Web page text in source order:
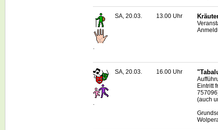
SA, 20.03. 13.00 Uhr
.
SA, 20.03. 16.00 Uhr
Eintritt
(auch